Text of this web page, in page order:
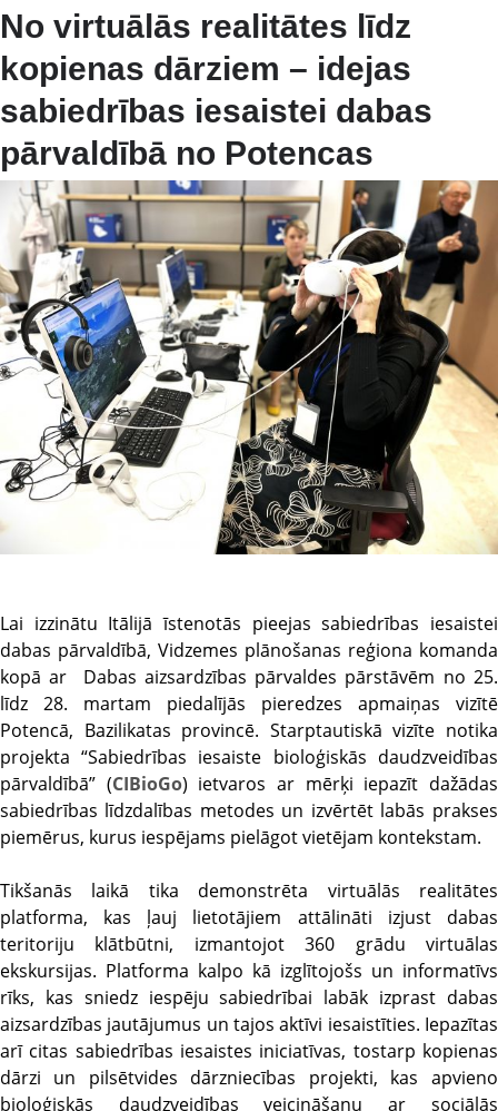
No virtuālās realitātes līdz
kopienas dārziem – idejas
sabiedrības iesaistei dabas
pārvaldībā no Potencas
Lai izzinātu Itālijā īstenotās pieejas sabiedrības iesaistei
dabas pārvaldībā, Vidzemes plānošanas reģiona komanda
kopā ar Dabas aizsardzības pārvaldes pārstāvēm no 25.
līdz 28. martam piedalījās pieredzes apmaiņas vizītē
Potencā, Bazilikatas provincē. Starptautiskā vizīte notika
projekta “Sabiedrības iesaiste bioloģiskās daudzveidības
pārvaldībā” (CIBioGo) ietvaros ar mērķi iepazīt dažādas
sabiedrības līdzdalības metodes un izvērtēt labās prakses
piemērus, kurus iespējams pielāgot vietējam kontekstam.
Tikšanās laikā tika demonstrēta virtuālās realitātes
platforma, kas ļauj lietotājiem attālināti izjust dabas
teritoriju klātbūtni, izmantojot 360 grādu virtuālas
ekskursijas. Platforma kalpo kā izglītojošs un informatīvs
rīks, kas sniedz iespēju sabiedrībai labāk izprast dabas
aizsardzības jautājumus un tajos aktīvi iesaistīties. Iepazītas
arī citas sabiedrības iesaistes iniciatīvas, tostarp kopienas
dārzi un pilsētvides dārzniecības projekti, kas apvieno
bioloģiskās daudzveidības veicināšanu ar sociālās